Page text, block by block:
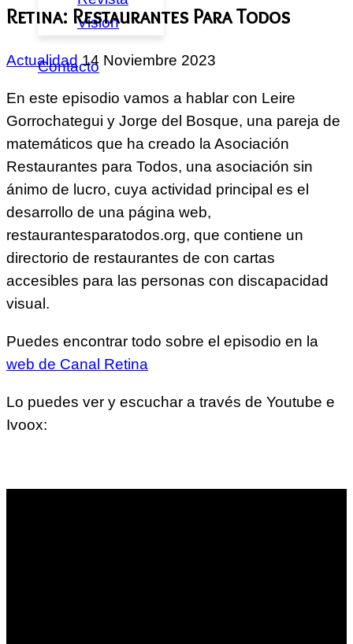
Visión
Contacto
Retina: Restaurantes Para Todos
Actualidad 14 Noviembre 2023
En este episodio vamos a hablar con Leire
Gorrochategui y Jorge del Bosque, una pareja de
matemáticos que ha creado la Asociación
Restaurantes para Todos, una asociación sin
ánimo de lucro, cuya actividad principal es el
desarrollo de una página web,
restaurantesparatodos.org, que contiene un
directorio de restaurantes de con cartas
accesibles para las personas con discapacidad
visual.
Puedes encontrar todo sobre el episodio en la
web de Canal Retina
Lo puedes ver y escuchar a través de Youtube e
Ivoox: